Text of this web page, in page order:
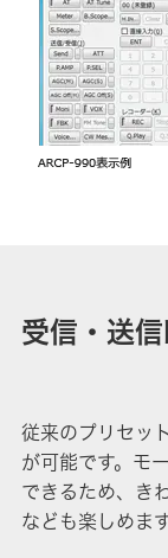
受信・送
従来のプリセッ
が可能です。モ
できるため、き
なども楽しめます